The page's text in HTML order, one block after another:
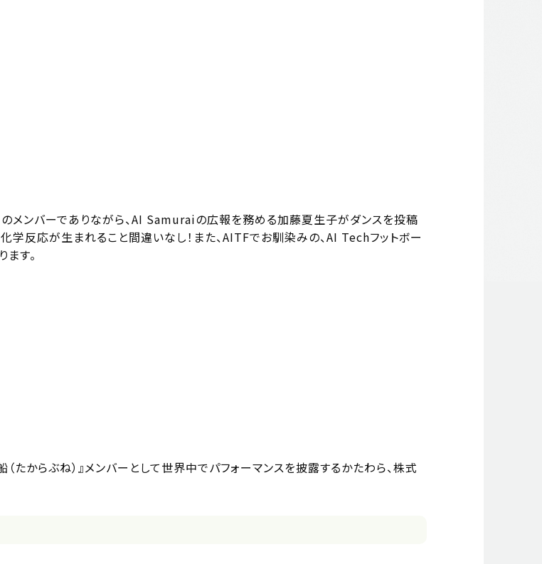
メンバーでありながら、AI Samuraiの広報を務める加藤夏生子がダンスを投稿
反応が生まれること間違いなし！また、AITFでお馴染みの、AI Techフットボー
す。
からぶね）』メンバーとして世界中でパフォーマンスを披露するかたわら、株式